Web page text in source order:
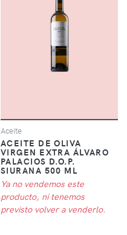
Aceite
ACEITE DE OLIVA
VIRGEN EXTRA ÁLVARO
PALACIOS D.O.P.
SIURANA 500 ML
Ya no vendemos este
producto, ni tenemos
previsto volver a venderlo.